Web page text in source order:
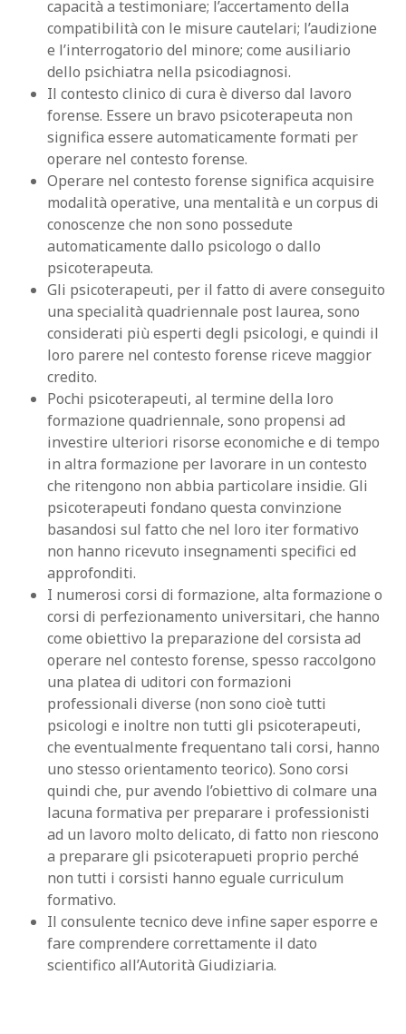
capacità a testimoniare; l’accertamento della
compatibilità con le misure cautelari; l’audizione
e l’interrogatorio del minore; come ausiliario
dello psichiatra nella psicodiagnosi.
Il contesto clinico di cura è diverso dal lavoro
forense. Essere un bravo psicoterapeuta non
significa essere automaticamente formati per
operare nel contesto forense.
Operare nel contesto forense significa acquisire
modalità operative, una mentalità e un corpus di
conoscenze che non sono possedute
automaticamente dallo psicologo o dallo
psicoterapeuta.
Gli psicoterapeuti, per il fatto di avere conseguito
una specialità quadriennale post laurea, sono
considerati più esperti degli psicologi, e quindi il
loro parere nel contesto forense riceve maggior
credito.
Pochi psicoterapeuti, al termine della loro
formazione quadriennale, sono propensi ad
investire ulteriori risorse economiche e di tempo
in altra formazione per lavorare in un contesto
che ritengono non abbia particolare insidie. Gli
psicoterapeuti fondano questa convinzione
basandosi sul fatto che nel loro iter formativo
non hanno ricevuto insegnamenti specifici ed
approfonditi.
I numerosi corsi di formazione, alta formazione o
corsi di perfezionamento universitari, che hanno
come obiettivo la preparazione del corsista ad
operare nel contesto forense, spesso raccolgono
una platea di uditori con formazioni
professionali diverse (non sono cioè tutti
psicologi e inoltre non tutti gli psicoterapeuti,
che eventualmente frequentano tali corsi, hanno
uno stesso orientamento teorico). Sono corsi
quindi che, pur avendo l’obiettivo di colmare una
lacuna formativa per preparare i professionisti
ad un lavoro molto delicato, di fatto non riescono
a preparare gli psicoterapueti proprio perché
non tutti i corsisti hanno eguale curriculum
formativo.
Il consulente tecnico deve infine saper esporre e
fare comprendere correttamente il dato
scientifico all’Autorità Giudiziaria.